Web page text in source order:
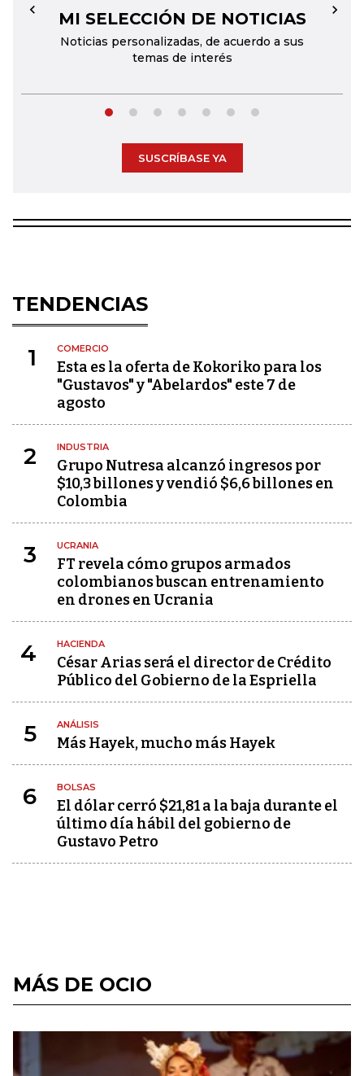
MI SELECCIÓN DE NOTICIAS
Noticias personalizadas, de acuerdo a sus
temas de interés
← →
SUSCRÍBASE YA
TENDENCIAS
1 COMERCIO
Esta es la oferta de Kokoriko para los
"Gustavos" y "Abelardos" este 7 de
agosto
2 INDUSTRIA
Grupo Nutresa alcanzó ingresos por
$10,3 billones y vendió $6,6 billones en
Colombia
3 UCRANIA
FT revela cómo grupos armados
colombianos buscan entrenamiento
en drones en Ucrania
4 HACIENDA
César Arias será el director de Crédito
Público del Gobierno de la Espriella
5 ANÁLISIS
Más Hayek, mucho más Hayek
6 BOLSAS
El dólar cerró $21,81 a la baja durante el
último día hábil del gobierno de
Gustavo Petro
MÁS DE OCIO